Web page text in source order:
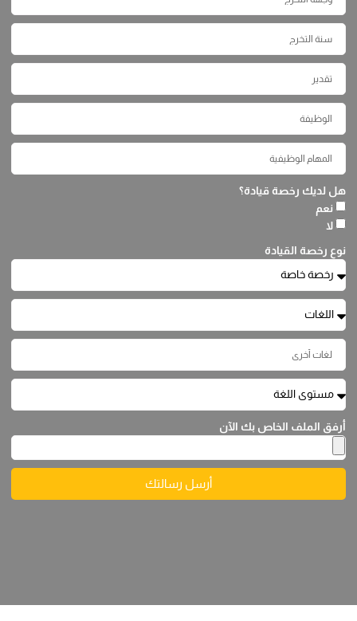
هل لديك رخصة قيادة؟
نعم
لا
نوع رخصة القيادة
أرفق الملف الخاص بك الآن
أرسل رسالتك